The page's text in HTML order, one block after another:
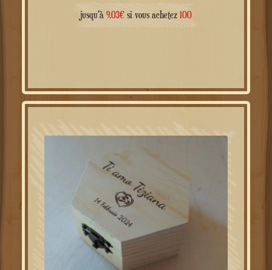
jusqu'à 9.03€ si vous achetez 100